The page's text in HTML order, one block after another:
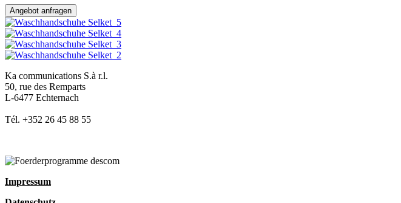
Angebot anfragen
Ka communications S.à r.l.
50, rue des Remparts
L-6477 Echternach
Tél. +352 26 45 88 55
Impressum